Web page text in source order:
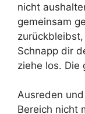
nicht
gemeinsam
Schnapp dir
ziehe los. Die
Ausreden
Bereich nicht